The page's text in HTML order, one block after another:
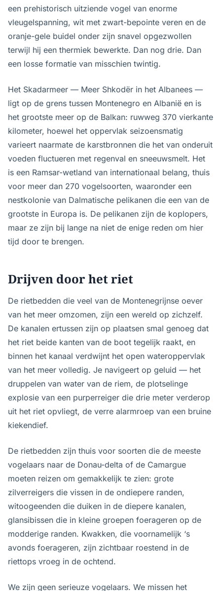
een prehistorisch uitziende vogel van enorme
vleugelspanning, wit met zwart-bepointe veren en de
oranje-gele buidel onder zijn snavel opgezwollen
terwijl hij een thermiek bewerkte. Dan nog drie. Dan
een losse formatie van misschien twintig.
Het Skadarmeer — Meer Shkodër in het Albanees —
ligt op de grens tussen Montenegro en Albanië en is
het grootste meer op de Balkan: ruwweg 370 vierkante
kilometer, hoewel het oppervlak seizoensmatig
varieert naarmate de karst­bronnen die het van onderuit
voeden fluctueren met regenval en sneeuwsmelt. Het
is een Ramsar-wetland van internationaal belang, thuis
voor meer dan 270 vogelsoorten, waaronder een
nestkolonie van Dalmatische pelikanen die een van de
grootste in Europa is. De pelikanen zijn de koplopers,
maar ze zijn bij lange na niet de enige reden om hier
tijd door te brengen.
Drijven door het riet
De rietbedden die veel van de Montenegrijnse oever
van het meer omzomen, zijn een wereld op zichzelf.
De kanalen ertussen zijn op plaatsen smal genoeg dat
het riet beide kanten van de boot tegelijk raakt, en
binnen het kanaal verdwijnt het open wateroppervlak
van het meer volledig. Je navigeert op geluid — het
druppelen van water van de riem, de plotselinge
explosie van een purperreiger die drie meter verderop
uit het riet opvliegt, de verre alarmroep van een bruine
kiekendief.
De rietbedden zijn thuis voor soorten die de meeste
vogelaars naar de Donau-delta of de Camargue
moeten reizen om gemakkelijk te zien: grote
zilverreigers die vissen in de ondiepere randen,
witoogeenden die duiken in de diepere kanalen,
glansibissen die in kleine groepen foerageren op de
modderige randen. Kwakken, die voornamelijk ‘s
avonds foerageren, zijn zichtbaar roestend in de
riettops vroeg in de ochtend.
We zijn geen serieuze vogelaars. We missen het